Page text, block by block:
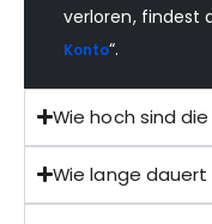
verloren, findest
Konto“.
Wie hoch sind
Wie lange dauert